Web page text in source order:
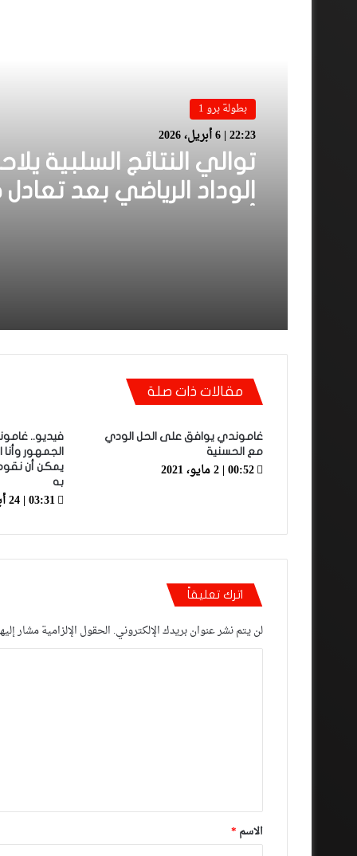
بطولة برو 1
22:23 | 6 أبريل، 2026
توالي النتائج السلبية
الوداد الرياضي بعد
مقالات ذات صلة
غاموندي يوافق على الحل الودي
مع الحسنية
00:52 | 2 مايو، 2021
فيديو..
الجمهور
يمكن أن
به
03:31 | 24 أبريل، 2021
اترك تعليقاً
لن يتم نشر عنوان بريدك الإلكتروني.الحقول الإلزامية مشار
*
الاسم *